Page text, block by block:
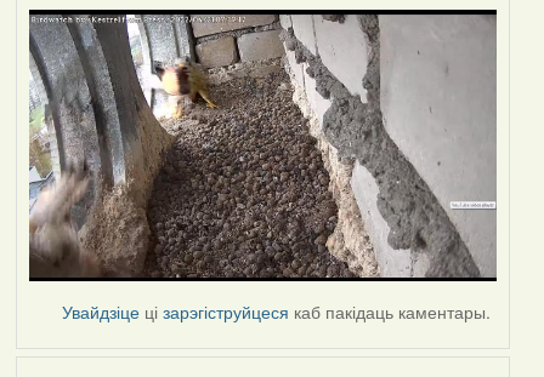
Увайдзіце цізарэгіструйцеся каб пакідаць каментары.